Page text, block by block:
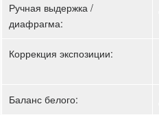
Ручная выдержка /
диафрагма:
Коррекция экспозиции:
Баланс белого: